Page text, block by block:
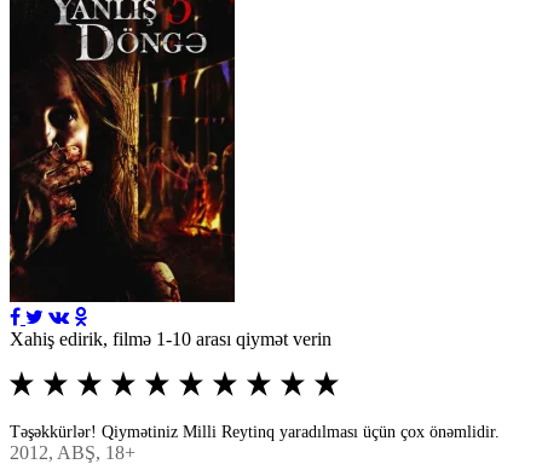
Xahiş edirik, filmə 1-10 arası qiymət verin
Təşəkkürlər! Qiymətiniz Milli Reytinq yaradılması üçün çox önəmlidir.
2012, ABŞ, 18+